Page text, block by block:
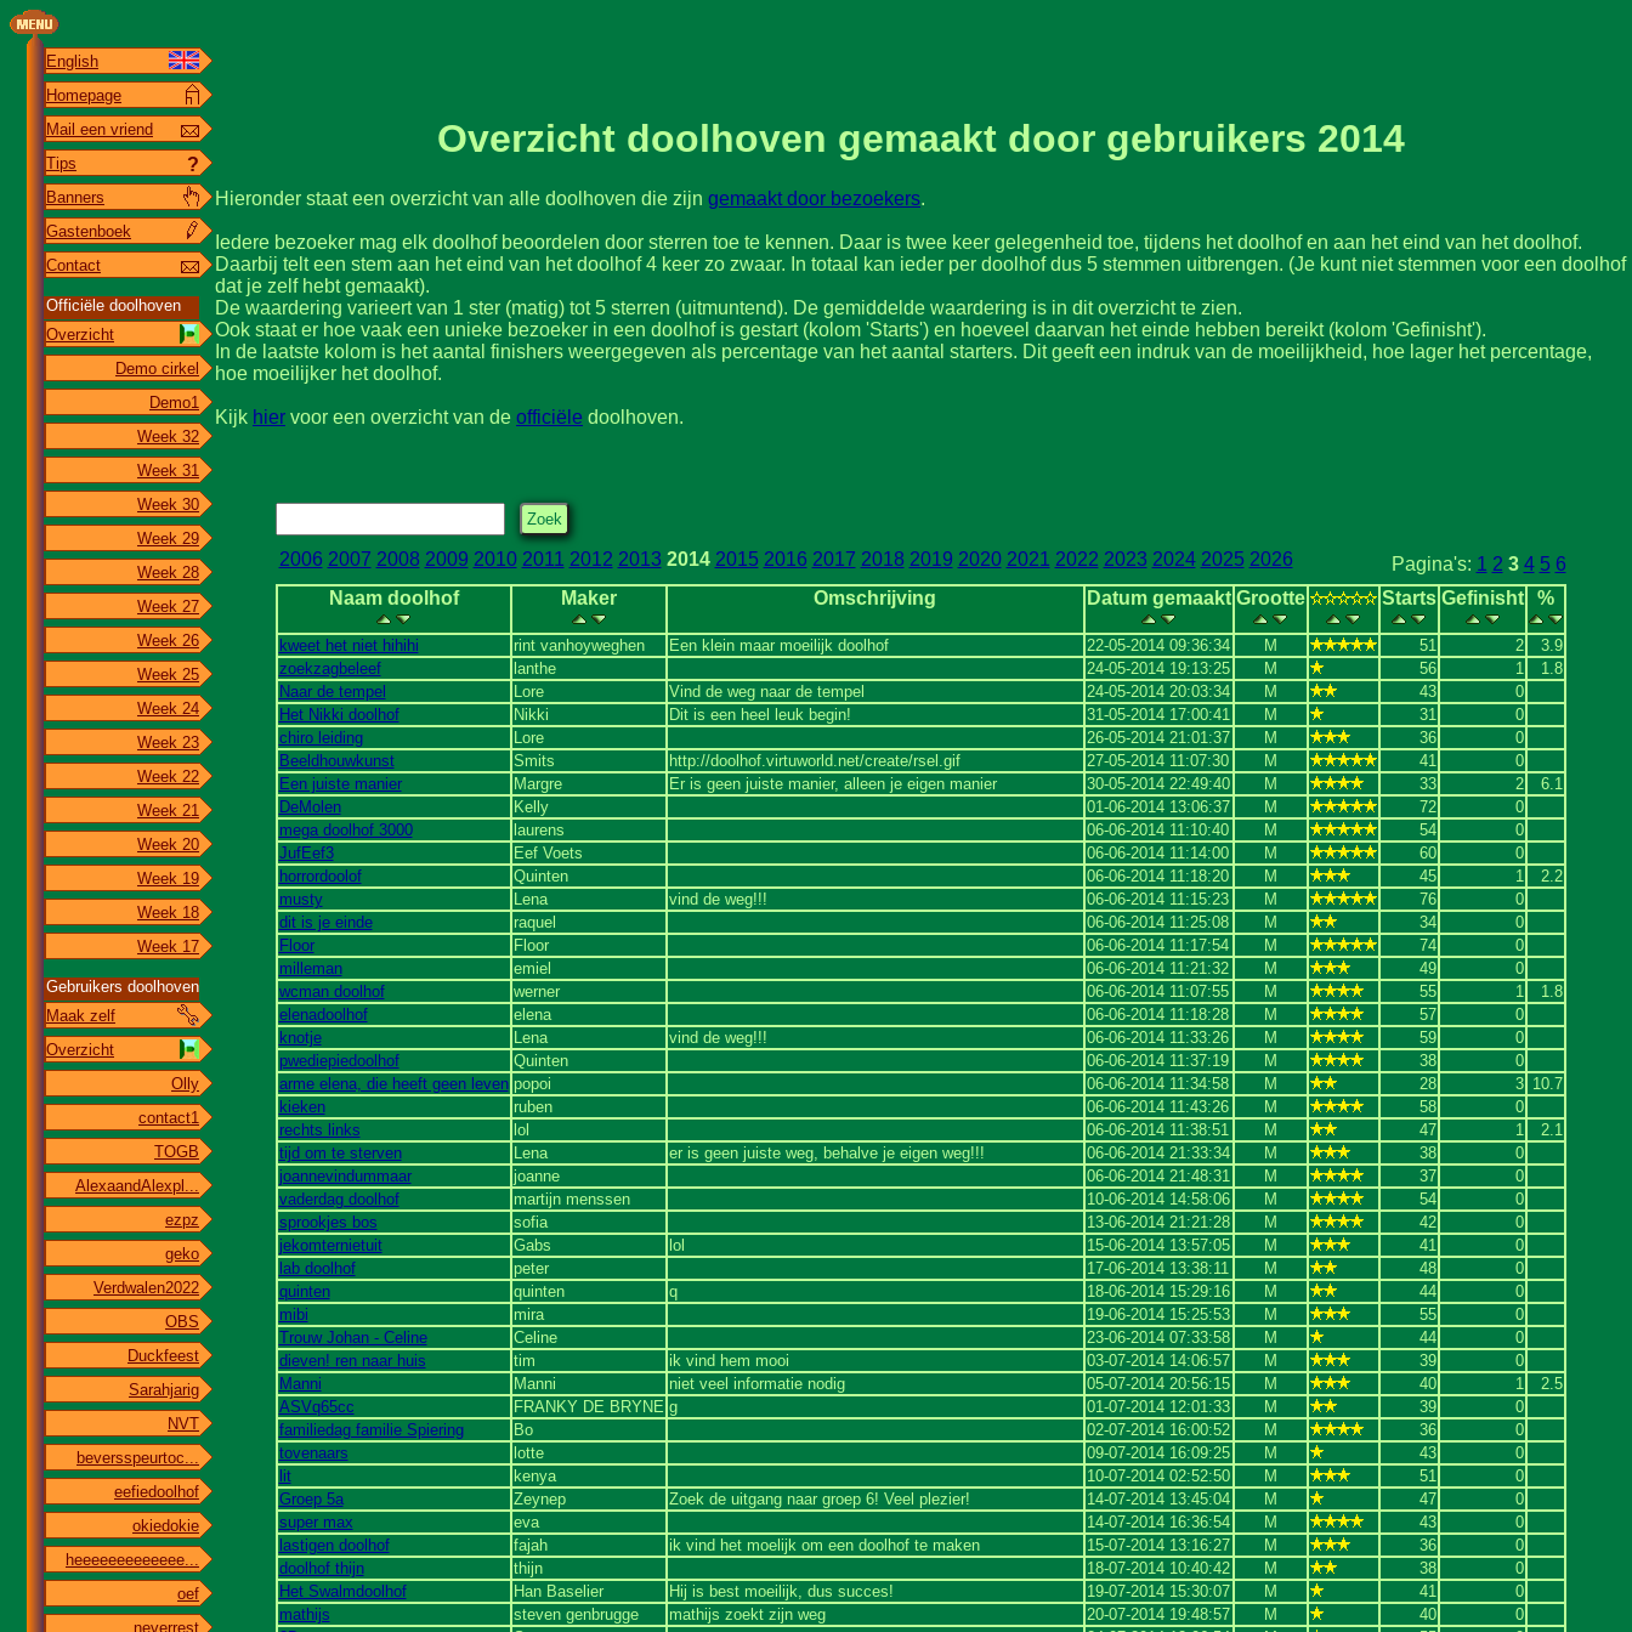
Overzicht doolhoven gemaakt door gebruikers 2014
Hieronder staat een overzicht van alle doolhoven die zijn gemaakt door bezoekers.
Iedere bezoeker mag elk doolhof beoordelen door sterren toe te kennen. Daar is twee keer gelegenheid toe, tijdens het doolhof en aan het eind van het doolhof.
Daarbij telt een stem aan het eind van het doolhof 4 keer zo zwaar. In totaal kan ieder per doolhof dus 5 stemmen uitbrengen. (Je kunt niet stemmen voor een doolhof
dat je zelf hebt gemaakt).
De waardering varieert van 1 ster (matig) tot 5 sterren (uitmuntend). De gemiddelde waardering is in dit overzicht te zien.
Ook staat er hoe vaak een unieke bezoeker in een doolhof is gestart (kolom 'Starts') en hoeveel daarvan het einde hebben bereikt (kolom 'Gefinisht').
In de laatste kolom is het aantal finishers weergegeven als percentage van het aantal starters. Dit geeft een indruk van de moeilijkheid, hoe lager het percentage,
hoe moeilijker het doolhof.
Kijk hier voor een overzicht van de officiële doolhoven.
2006 2007 2008 2009 2010 2011 2012 2013 2014 2015 2016 2017 2018 2019 2020 2021 2022 2023 2024 2025 2026 Pagina's: 1 2 3 4 5 6
Naam doolhof
Maker Omschrijving Datum gemaakt Grootte Starts Gefinisht %
kweet het niet hihihi rint vanhoyweghen Een klein maar moeilijk doolhof 22-05-2014 09:36:34 M 51 2
3.9
zoekzagbeleef
lanthe 24-05-2014 19:13:25 M 56 1
1.8
Naar de tempel
Lore Vind de weg naar de tempel 24-05-2014 20:03:34 M 43
0
Het Nikki doolhof
Nikki Dit is een heel leuk begin! 31-05-2014 17:00:41 M 31
0
chiro leiding
Lore 26-05-2014 21:01:37 M 36
0
Beeldhouwkunst
Smits http://doolhof.virtuworld.net/create/rsel.gif 27-05-2014 11:07:30 M 41
0
Een juiste manier
Margre Er is geen juiste manier, alleen je eigen manier 30-05-2014 22:49:40 M 33 2
6.1
DeMolen
Kelly 01-06-2014 13:06:37 M 72
0
mega doolhof 3000
laurens 06-06-2014 11:10:40 M 54
0
JufEef3
Eef Voets 06-06-2014 11:14:00 M 60
0
horrordoolof
Quinten 06-06-2014 11:18:20 M 45 1
2.2
musty
Lena vind de weg!!! 06-06-2014 11:15:23 M 76
0
dit is je einde
raquel 06-06-2014 11:25:08 M 34
0
Floor
Floor 06-06-2014 11:17:54 M 74
0
milleman
emiel 06-06-2014 11:21:32 M 49
0
wcman doolhof
werner 06-06-2014 11:07:55 M 55 1
1.8
elenadoolhof
elena 06-06-2014 11:18:28 M 57
0
knotje
Lena vind de weg!!! 06-06-2014 11:33:26 M 59
0
pwediepiedoolhof
Quinten 06-06-2014 11:37:19 M 38
0
arme elena, die heeft geen leven popoi 06-06-2014 11:34:58 M 28 3 10.7
kieken
ruben 06-06-2014 11:43:26 M 58
0
rechts links
lol 06-06-2014 11:38:51 M 47 1
2.1
tijd om te sterven
Lena er is geen juiste weg, behalve je eigen weg!!! 06-06-2014 21:33:34 M 38
0
joannevindummaar
joanne 06-06-2014 21:48:31 M 37
0
vaderdag doolhof
martijn menssen 10-06-2014 14:58:06 M 54
0
sprookjes bos
sofia 13-06-2014 21:21:28 M 42
0
jekomternietuit
Gabs lol 15-06-2014 13:57:05 M 41
0
lab doolhof
peter 17-06-2014 13:38:11 M 48
0
quinten
quinten q 18-06-2014 15:29:16 M 44
0
mibi
mira 19-06-2014 15:25:53 M 55
0
Trouw Johan - Celine
Celine 23-06-2014 07:33:58 M 44
0
dieven! ren naar huis
tim ik vind hem mooi 03-07-2014 14:06:57 M 39
0
Manni
Manni niet veel informatie nodig 05-07-2014 20:56:15 M 40 1
2.5
ASVq65cc
FRANKY DE BRYNE g 01-07-2014 12:01:33 M 39
0
familiedag familie Spiering
Bo 02-07-2014 16:00:52 M 36
0
tovenaars
lotte 09-07-2014 16:09:25 M 43
0
lit
kenya 10-07-2014 02:52:50 M 51
0
Groep 5a
Zeynep Zoek de uitgang naar groep 6! Veel plezier! 14-07-2014 13:45:04 M 47
0
super max
eva 14-07-2014 16:36:54 M 43
0
lastigen doolhof
fajah ik vind het moelijk om een doolhof te maken 15-07-2014 13:16:27 M 36
0
doolhof thijn
thijn 18-07-2014 10:40:42 M 38
0
Het Swalmdoolhof
Han Baselier Hij is best moeilijk, dus succes! 19-07-2014 15:30:07 M 41
0
mathijs
steven genbrugge mathijs zoekt zijn weg 20-07-2014 19:48:57 M 40
0
English
Homepage
Mail een vriend
Tips
?
Banners
Gastenboek
Contact
Officiële doolhoven
Overzicht
Demo cirkel
Demo1
Week 32
Week 31
Week 30
Week 29
Week 28
Week 27
Week 26
Week 25
Week 24
Week 23
Week 22
Week 21
Week 20
Week 19
Week 18
Week 17
Gebruikers doolhoven
Maak zelf
Overzicht
Olly
contact1
TOGB
AlexaandAlexpl...
ezpz
geko
Verdwalen2022
OBS
Duckfeest
Sarahjarig
NVT
beversspeurtoc...
eefiedoolhof
okiedokie
heeeeeeeeeeeee...
oef
neverrest